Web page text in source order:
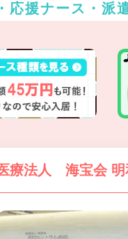
応援ナース・派
療法人 海宝会 明